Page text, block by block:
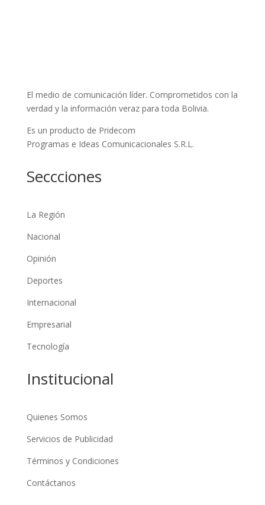
El medio de comunicación líder. Comprometidos con la
verdad y la información veraz para toda Bolivia.
Es un producto de Pridecom
Programas e Ideas Comunicacionales S.R.L.
Seccciones
La Región
Nacional
Opinión
Deportes
Internacional
Empresarial
Tecnología
Institucional
Quienes Somos
Servicios de Publicidad
Términos y Condiciones
Contáctanos